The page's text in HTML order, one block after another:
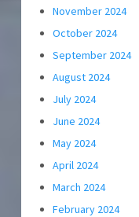
November 2024
October 2024
September 2024
August 2024
July 2024
June 2024
May 2024
April 2024
March 2024
February 2024